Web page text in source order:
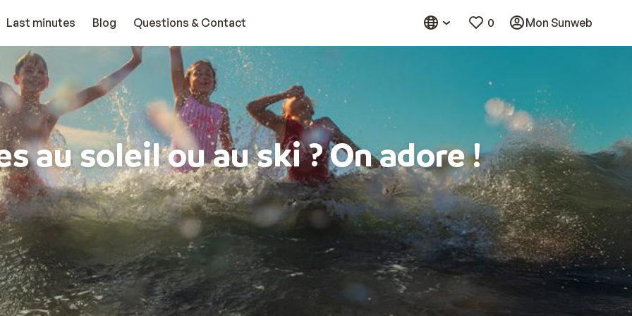
Last minutes Blog Questions & Contact 0 Mon Sunweb
au soleil ou au ski ? On adore !